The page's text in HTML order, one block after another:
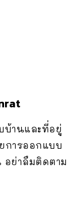
บ้านและที่อยู่
การออกแบบ
อย่าลืมติดตาม